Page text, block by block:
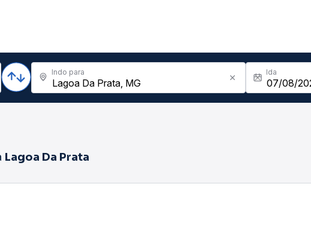
Indo para Ida
Lagoa Da Prata